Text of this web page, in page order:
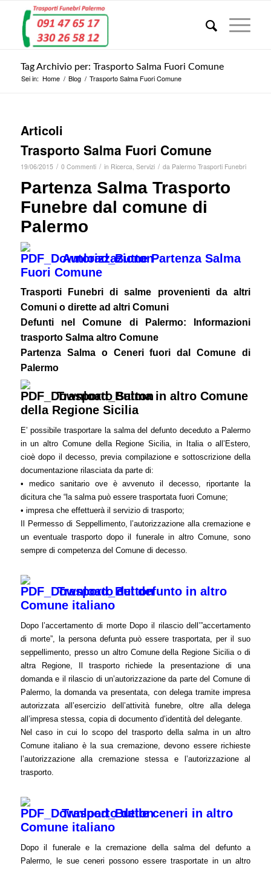
Tag Archivio per: Trasporto Salma Fuori Comune
Sei in: Home / Blog / Trasporto Salma Fuori Comune
Articoli
Trasporto Salma Fuori Comune
19/06/2015 / 0 Commenti / in Ricerca, Servizi / da Palermo Trasporti Funebri
Partenza Salma Trasporto
Funebre dal comune di
Palermo
Autorizzazione Partenza Salma
Fuori Comune
Trasporti Funebri di salme provenienti da altri
Comuni o dirette ad altri Comuni
Defunti nel Comune di Palermo: Informazioni
trasporto Salma altro Comune
Partenza Salma o Ceneri fuori dal Comune di
Palermo
Trasporto Salma in altro Comune
della Regione Sicilia
E’ possibile trasportare la salma del defunto deceduto a Palermo
in un altro Comune della Regione Sicilia, in Italia o all’Estero,
cioè dopo il decesso, previa compilazione e sottoscrizione della
documentazione rilasciata da parte di:
• medico sanitario ove è avvenuto il decesso, riportante la
dicitura che “la salma può essere trasportata fuori Comune;
• impresa che effettuerà il servizio di trasporto;
Il Permesso di Seppellimento, l’autorizzazione alla cremazione e
un eventuale trasporto dopo il funerale in altro Comune, sono
sempre di competenza del Comune di decesso.
Trasporto del defunto in altro
Comune italiano
Dopo l’accertamento di morte Dopo il rilascio dell’”accertamento
di morte”, la persona defunta può essere trasportata, per il suo
seppellimento, presso un altro Comune della Regione Sicilia o di
altra Regione, Il trasporto richiede la presentazione di una
domanda e il rilascio di un’autorizzazione da parte del Comune di
Palermo, la domanda va presentata, con delega tramite impresa
autorizzata all’esercizio dell’attività funebre, oltre alla delega
all’impresa stessa, copia di documento d’identità del delegante.
Nel caso in cui lo scopo del trasporto della salma in un altro
Comune italiano è la sua cremazione, devono essere richieste
l’autorizzazione alla cremazione stessa e l’autorizzazione al
trasporto.
Trasporto delle ceneri in altro
Comune italiano
Dopo il funerale e la cremazione della salma del defunto a
Palermo, le sue ceneri possono essere trasportate in un altro